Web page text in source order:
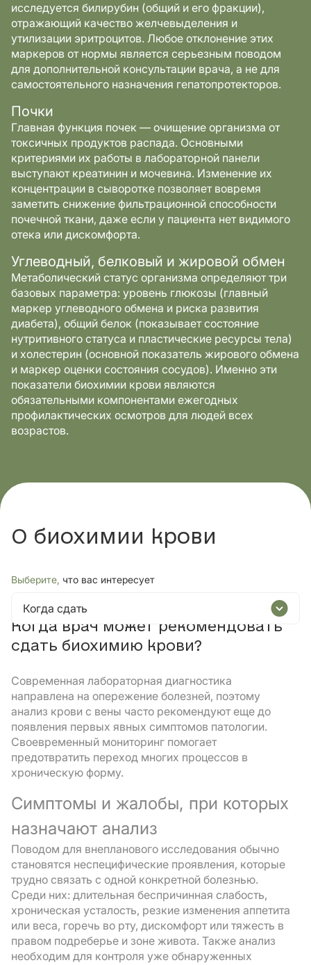
исследуется билирубин (общий и его фракции),
отражающий качество желчевыделения и
утилизации эритроцитов. Любое отклонение этих
маркеров от нормы является серьезным поводом
для дополнительной консультации врача, а не для
самостоятельного назначения гепатопротекторов.
Почки
Главная функция почек — очищение организма от
токсичных продуктов распада. Основными
критериями их работы в лабораторной панели
выступают креатинин и мочевина. Изменение их
концентрации в сыворотке позволяет вовремя
заметить снижение фильтрационной способности
почечной ткани, даже если у пациента нет видимого
отека или дискомфорта.
Углеводный, белковый и жировой обмен
Метаболический статус организма определяют три
базовых параметра: уровень глюкозы (главный
маркер углеводного обмена и риска развития
диабета), общий белок (показывает состояние
нутритивного статуса и пластические ресурсы тела)
и холестерин (основной показатель жирового обмена
и маркер оценки состояния сосудов). Именно эти
показатели биохимии крови являются
обязательными компонентами ежегодных
профилактических осмотров для людей всех
возрастов.
О биохимии крови
Выберите, что вас интересует
Когда сдать
Когда врач может рекомендовать
сдать биохимию крови?
Современная лабораторная диагностика
направлена ​​на опережение болезней, поэтому
анализ крови с вены часто рекомендуют еще до
появления первых явных симптомов патологии.
Своевременный мониторинг помогает
предотвратить переход многих процессов в
хроническую форму.
Симптомы и жалобы, при которых
назначают анализ
Поводом для внепланового исследования обычно
становятся неспецифические проявления, которые
трудно связать с одной конкретной болезнью.
Среди них: длительная беспричинная слабость,
хроническая усталость, резкие изменения аппетита
или веса, горечь во рту, дискомфорт или тяжесть в
правом подреберье и зоне живота. Также анализ
необходим для контроля уже обнаруженных